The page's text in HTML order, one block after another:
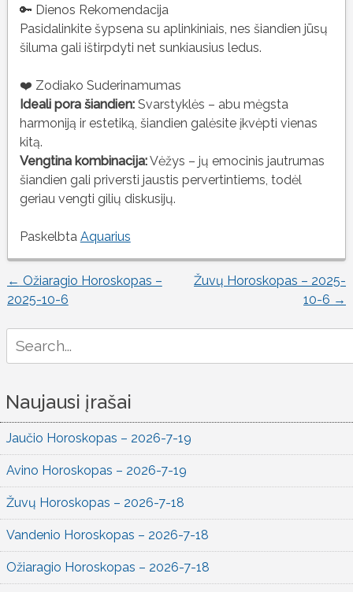
🔑 Dienos Rekomendacija
Pasidalinkite šypsena su aplinkiniais, nes šiandien jūsų
šiluma gali ištirpdyti net sunkiausius ledus.
❤️ Zodiako Suderinamumas
Ideali pora šiandien:Svarstyklės – abu mėgsta
harmoniją ir estetiką, šiandien galėsite įkvėpti vienas
kitą.
Vengtina kombinacija:Vėžys – jų emocinis jautrumas
šiandien gali priversti jaustis pervertintiems, todėl
geriau vengti gilių diskusijų.
Paskelbta Aquarius
Įrašo
naršymas
← Ožiaragio Horoskopas –
2025-10-6
Žuvų Horoskopas – 2025-
10-6 →
for:
Naujausi įrašai
Jaučio Horoskopas – 2026-7-19
Avino Horoskopas – 2026-7-19
Žuvų Horoskopas – 2026-7-18
Vandenio Horoskopas – 2026-7-18
Ožiaragio Horoskopas – 2026-7-18